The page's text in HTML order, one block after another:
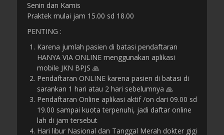
Senin dan Kamis
Praktek mulai jam 15.00 sd 18.00
PENTING :
Karena jumlah pasien di batasi pendaftaran
HANYA VIA ONLINE menggunakan aplikasi
mobile JKN BPJS 🙏
Pendaftaran ONLINE karena pasien di batasi di
sarankan 1 hari atau 2 hari sebelumnya 🙏
Pendaftaran Online aplikasi aktif /on dari 09.00 sd
19.00 sampai kuota terpenuhi, jadi daftar online
lah di jam tersebut
Hari libur Nasional dan Tanggal Merah dokter gigi